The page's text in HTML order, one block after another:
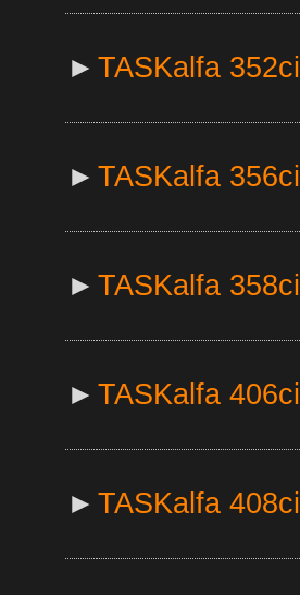
► TASKalfa 352ci
► TASKalfa 356ci
► TASKalfa 358ci
► TASKalfa 406ci
► TASKalfa 408ci